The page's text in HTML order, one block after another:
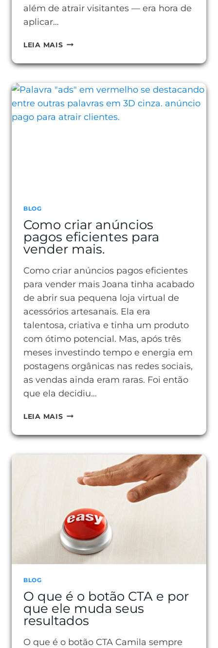
além de atrair visitantes — era hora de
aplicar…
LEIA MAISTÉCNICAS
SUA
TAXA
DE
BLOG
Como criar anúncios
pagos eficientes para
vender mais.
Como criar anúncios pagos eficientes
para vender mais Joana tinha acabado
de abrir sua pequena loja virtual de
acessórios artesanais. Ela era
talentosa, criativa e tinha um produto
com ótimo potencial. Mas, após três
meses investindo tempo e energia em
postagens orgânicas nas redes sociais,
as vendas ainda eram raras. Foi então
que ela decidiu…
LEIA MAISCOMO
EFICIENTES
PARA
MAIS.
BLOG
O que é o botão CTA e por
que ele muda seus
resultados
O que é o botão CTA Camila sempre